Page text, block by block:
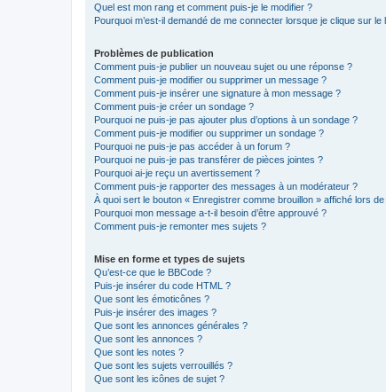
Quel est mon rang et comment puis-je le modifier ?
Pourquoi m’est-il demandé de me connecter lorsque je clique sur
Problèmes de publication
Comment puis-je publier un nouveau sujet ou une réponse ?
Comment puis-je modifier ou supprimer un message ?
Comment puis-je insérer une signature à mon message ?
Comment puis-je créer un sondage ?
Pourquoi ne puis-je pas ajouter plus d’options à un sondage ?
Comment puis-je modifier ou supprimer un sondage ?
Pourquoi ne puis-je pas accéder à un forum ?
Pourquoi ne puis-je pas transférer de pièces jointes ?
Pourquoi ai-je reçu un avertissement ?
Comment puis-je rapporter des messages à un modérateur ?
À quoi sert le bouton « Enregistrer comme brouillon » affiché lors de
Pourquoi mon message a-t-il besoin d’être approuvé ?
Comment puis-je remonter mes sujets ?
Mise en forme et types de sujets
Qu’est-ce que le BBCode ?
Puis-je insérer du code HTML ?
Que sont les émoticônes ?
Puis-je insérer des images ?
Que sont les annonces générales ?
Que sont les annonces ?
Que sont les notes ?
Que sont les sujets verrouillés ?
Que sont les icônes de sujet ?